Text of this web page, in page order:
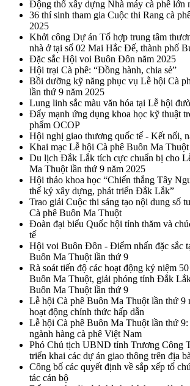
Động thổ xây dựng Nhà máy cà phê lớn
36 thí sinh tham gia Cuộc thi Rang cà
2025
Khởi công Dự án Tổ hợp trung tâm
nhà ở tại số 02 Mai Hắc Đế, thành phố
Đặc sắc Hội voi Buôn Đôn năm 2025
Hội trại Cà phê: “Đồng hành, chia sẻ”
Bồi dưỡng kỹ năng phục vụ Lễ hội Cà
lần thứ 9 năm 2025
Lung linh sắc màu văn hóa tại Lễ hội
Đẩy mạnh ứng dụng khoa học kỹ thuật
phẩm OCOP
Hội nghị giao thương quốc tế - Kết nối,
Khai mạc Lễ hội Cà phê Buôn Ma
Du lịch Đắk Lắk tích cực chuẩn bị cho
Ma Thuột lần thứ 9 năm 2025
Hội thảo khoa học “Chiến thắng Tây
thế kỷ xây dựng, phát triển Đắk Lắk”
Trao giải Cuộc thi sáng tạo nội dung số
Cà phê Buôn Ma Thuột
Đoàn đại biểu Quốc hội tỉnh thăm và
tế
Hội voi Buôn Đôn - Điểm nhấn đặc sắc
Buôn Ma Thuột lần thứ 9
Rà soát tiến độ các hoạt động kỷ niệm
Buôn Ma Thuột, giải phóng tỉnh Đắk
Buôn Ma Thuột lần thứ 9
Lễ hội Cà phê Buôn Ma Thuột lần thứ 9
hoạt động chính thức hấp dẫn
Lễ hội Cà phê Buôn Ma Thuột lần thứ
ngành hàng cà phê Việt Nam
Phó Chủ tịch UBND tỉnh Trương Công
triển khai các dự án giao thông trên địa
Công bố các quyết định về sắp xếp tổ
tác cán bộ